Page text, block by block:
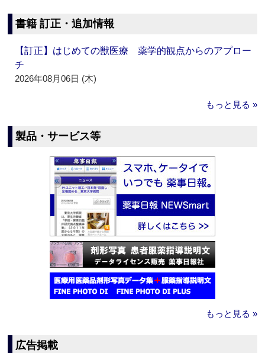
書籍 訂正・追加情報
【訂正】はじめての獣医療 薬学的観点からのアプロー
チ
2026年08月06日 (木)
もっと見る »
製品・サービス等
もっと見る »
広告掲載